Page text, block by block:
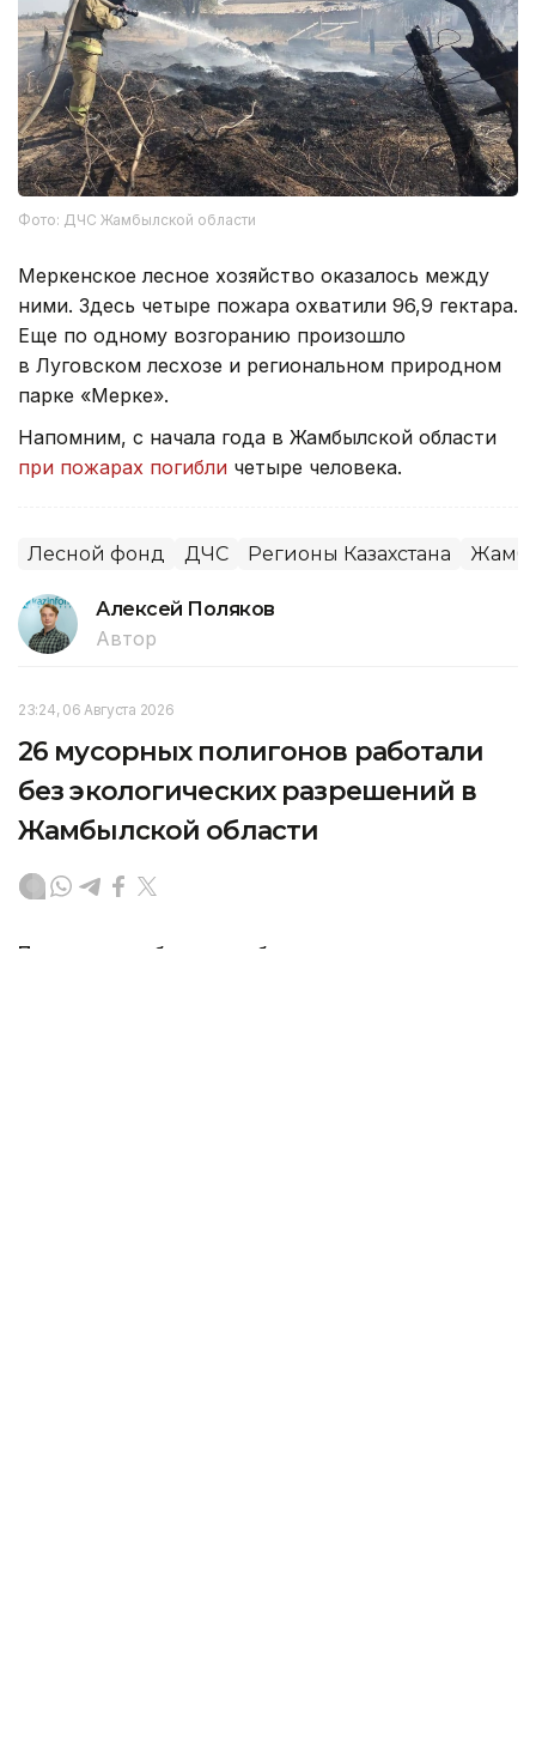
Фото: ДЧС Жамбылской области
Меркенское лесное хозяйство оказалось между
ними. Здесь четыре пожара охватили 96,9 гектара.
Еще по одному возгоранию произошло
в Луговском лесхозе и региональном природном
парке «Мерке».
Напомним, с начала года в Жамбылской области
при пожарах погибли четыре человека.
Лесной фонд ДЧС Регионы Казахстана
Алексей Поляков
Автор
23:24, 06 Августа 2026
26 мусорных полигонов работали
без экологических разрешений в
Жамбылской области
Почти все проблемные объекты сосредоточены